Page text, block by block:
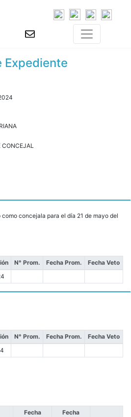
Expediente
CONCEJAL
concejala para el día 21 de mayo del
N° Prom. Fecha Prom.
Fecha Veto
N° Prom. Fecha Prom.
Fecha Veto
Fecha
Fecha